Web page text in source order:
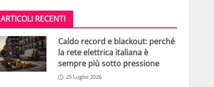
ARTICOLI RECENTI
Caldo record e blackout: perché
la rete elettrica italiana è
sempre più sotto pressione
25 Luglio 2026